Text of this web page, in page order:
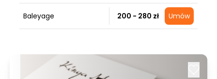
Baleyage 200 - 280 zł Umów